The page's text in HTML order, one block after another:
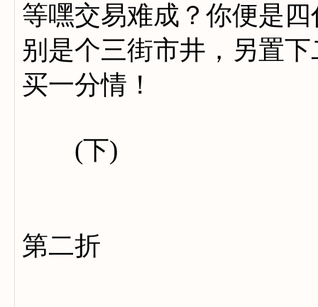
等嘿交易难成？你便是
别是个三街市井，另置
买一分情！
(下)
第二折